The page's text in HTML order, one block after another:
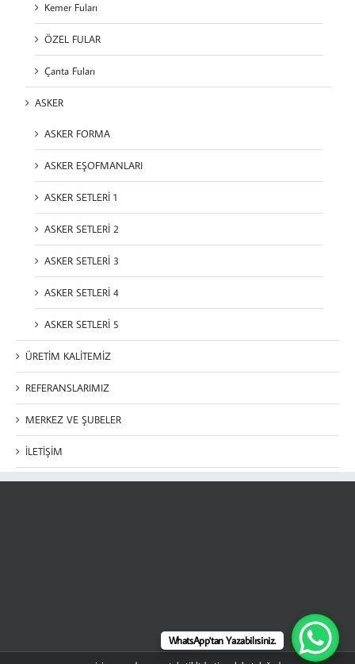
Kemer Fuları
ÖZEL FULAR
Çanta Fuları
ASKER
ASKER FORMA
ASKER EŞOFMANLARI
ASKER SETLERİ 1
ASKER SETLERİ 2
ASKER SETLERİ 3
ASKER SETLERİ 4
ASKER SETLERİ 5
ÜRETİM KALİTEMİZ
REFERANSLARIMIZ
MERKEZ VE ŞUBELER
İLETİŞİM
WhatsApp'tan Yazabilrsiniz.